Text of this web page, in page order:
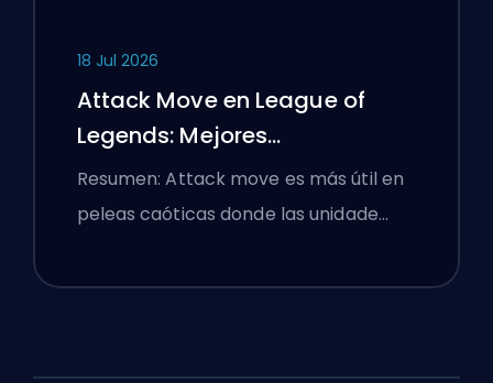
18 Jul 2026
Attack Move en League of
Legends: Mejores
Configuraciones
Resumen: Attack move es más útil en
peleas caóticas donde las unidade…